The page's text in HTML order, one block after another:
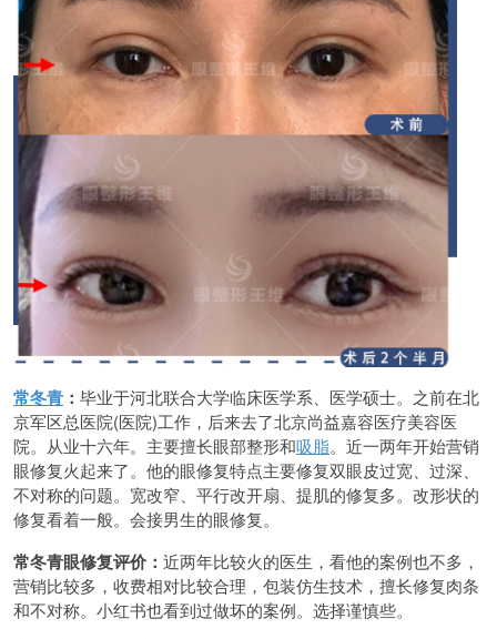
常冬青 ： 毕业于河北联合大学临床医学系、医学硕士。之前在北
京军区总医院(医院)工作，后来去了北京尚益嘉容医疗美容医
院。从业十六年。主要擅长眼部整形和吸脂。近一两年开始营销
眼修复火起来了。他的眼修复特点主要修复双眼皮过宽、过深、
不对称的问题。宽改窄、平行改开扇、提肌的修复多。改形状的
修复看着一般。会接男生的眼修复。
常冬青眼修复评价： 近两年比较火的医生，看他的案例也不多，
营销比较多，收费相对比较合理，包装仿生技术，擅长修复肉条
和不对称。小红书也看到过做坏的案例。选择谨慎些。